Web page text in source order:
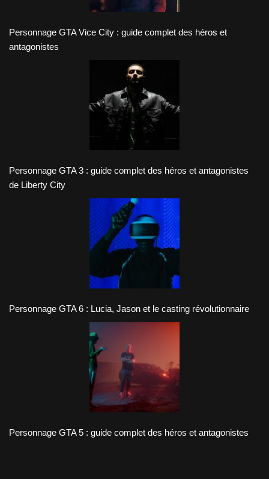
Personnage GTA Vice City : guide complet des héros et
antagonistes
Personnage GTA 3 : guide complet des héros et antagonistes
de Liberty City
Personnage GTA 6 : Lucia, Jason et le casting révolutionnaire
Personnage GTA 5 : guide complet des héros et antagonistes